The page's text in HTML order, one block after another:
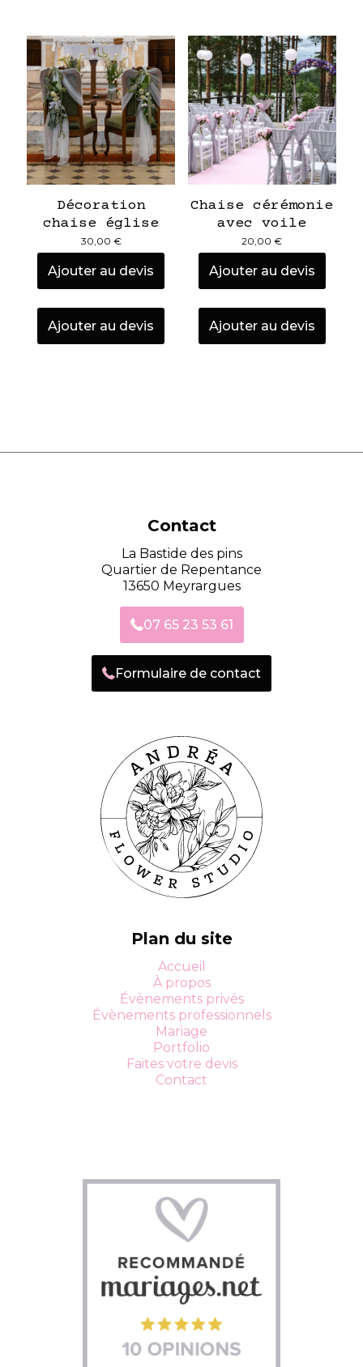
Décoration
chaise église
30,00 €
Ajouter au devis
Ajouter au devis
Chaise cérémonie
avec voile
20,00€
Ajouter au devis
Ajouter au devis
Contact
La Bastide des pins
Quartier de Repentance
13650 Meyrargues
07 65 23 53 61
Formulaire de contact
Plan du site
Accueil
À propos
Évènements privés
Évènements professionnels
Mariage
Portfolio
Faites votre devis
Contact